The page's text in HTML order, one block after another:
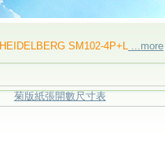
SM102-4P+L...more
菊版紙張開數尺寸表